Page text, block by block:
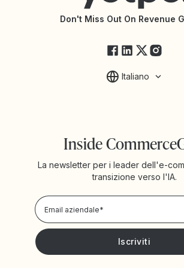
Stato di YotpoDon't Miss Out On Revenue
Italiano
Inside
La newsletter per i leader dell'e-
transizione verso l'IA.